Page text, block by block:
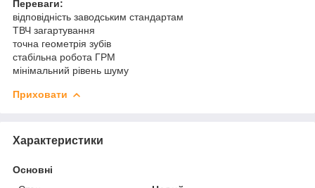
Переваги:
відповідність заводським стандартам
ТВЧ загартування
точна геометрія зубів
стабільна робота ГРМ
мінімальний рівень шуму
Приховати
Характеристики
Основні